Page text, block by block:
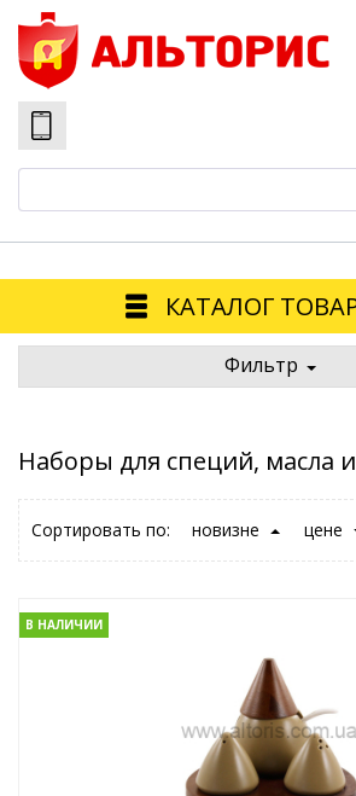
КАТАЛОГ
Фильтр
Наборы для специй, масла и
Сортировать по: новизне цене
В НАЛИЧИИ